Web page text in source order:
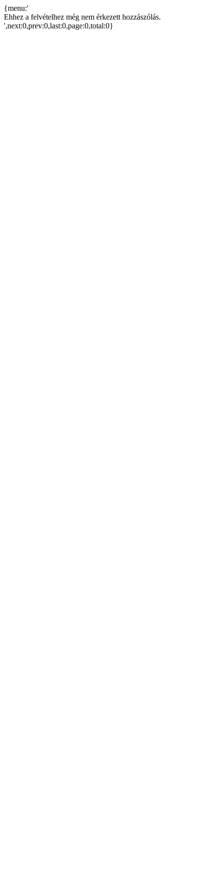
{menu:'
Ehhez a felvételhez még nem érkezett hozzászólás.
',next:0,prev:0,last:0,page:0,total:0}